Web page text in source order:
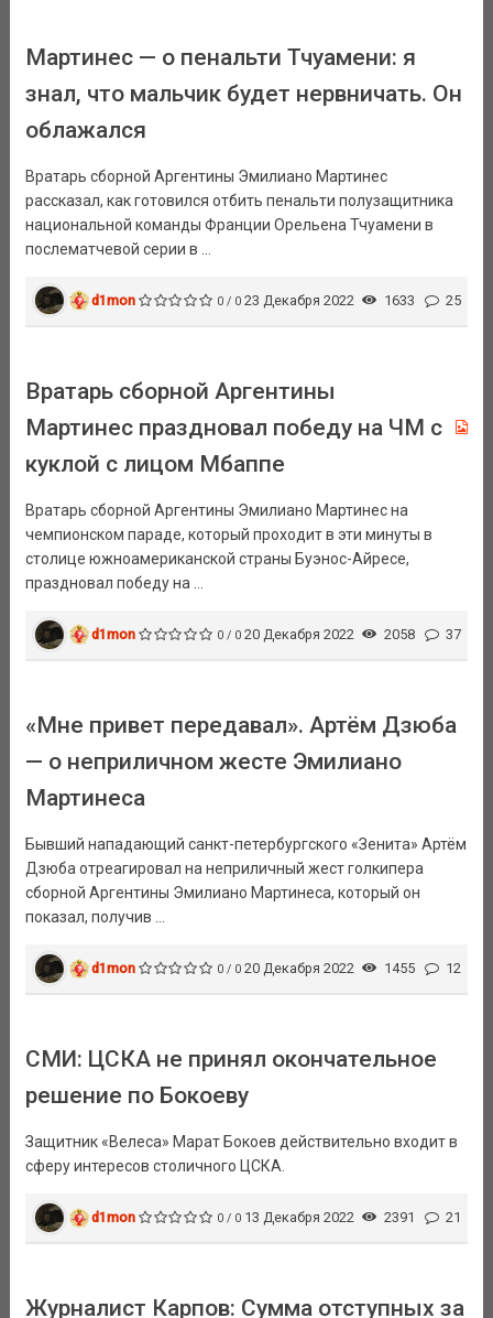
Мартинес — о пенальти Тчуамени: я
знал, что мальчик будет нервничать. Он
облажался
Вратарь сборной Аргентины Эмилиано Мартинес
рассказал, как готовился отбить пенальти полузащитника
национальной команды Франции Орельена Тчуамени в
послематчевой серии в ...
d1mon 0 / 0 23 Декабря 2022 1633 25
Вратарь сборной Аргентины
Мартинес праздновал победу на ЧМ с
куклой с лицом Мбаппе
Вратарь сборной Аргентины Эмилиано Мартинес на
чемпионском параде, который проходит в эти минуты в
столице южноамериканской страны Буэнос-Айресе,
праздновал победу на ...
d1mon 0 / 0 20 Декабря 2022 2058 37
«Мне привет передавал». Артём Дзюба
— о неприличном жесте Эмилиано
Мартинеса
Бывший нападающий санкт-петербургского «Зенита» Артём
Дзюба отреагировал на неприличный жест голкипера
сборной Аргентины Эмилиано Мартинеса, который он
показал, получив ...
d1mon 0 / 0 20 Декабря 2022 1455 12
СМИ: ЦСКА не принял окончательное
решение по Бокоеву
Защитник «Велеса» Марат Бокоев действительно входит в
сферу интересов столичного ЦСКА.
d1mon 0 / 0 13 Декабря 2022 2391 21
Журналист Карпов: Сумма отступных за